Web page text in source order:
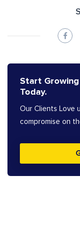
Start
Today.
Our Clients Love
compromise on